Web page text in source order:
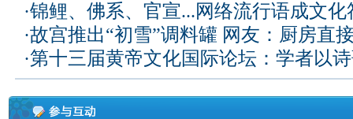
·锦鲤、佛系、官宣...网络流行语成文化
·故宫推出“初雪”调料罐 网友：厨房直
·第十三届黄帝文化国际论坛：学者以